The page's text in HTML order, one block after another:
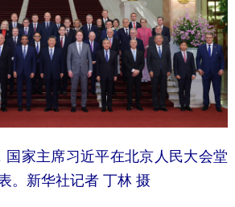
家主席习近平在北京人民大会堂
。新华社记者 丁林 摄